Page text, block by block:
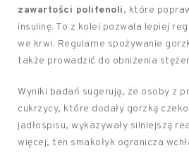
zawartości polifenoli, które
insulinę. To z kolei pozwala lepiej
we krwi. Regularne spożywanie
także prowadzić do obniżenia
Wyniki badań sugerują, że osoby z
cukrzycy, które dodały gorzką
jadłospisu, wykazywały silniejszą
więcej, ten smakołyk ogranicza